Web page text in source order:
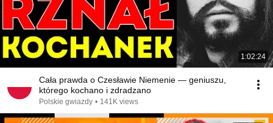
1:02:24
Cała prawda o Czesławie Niemenie — geniuszu,
którego kochano i zdradzano
Polskie gwiazdy • 141K views